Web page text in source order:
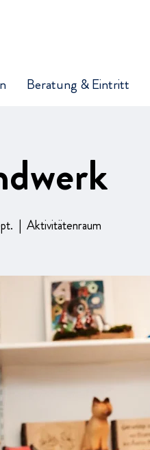
Beratung & Eintritt
  |
Aktivitätenraum